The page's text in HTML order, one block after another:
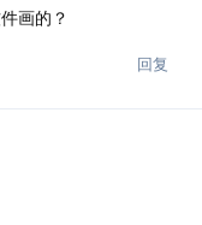
画的？
回复